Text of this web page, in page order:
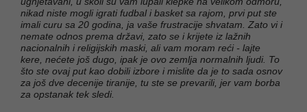
nikad niste mogli igrati fudbal i basket sa rajom, prvi put ste
imali curu sa 20 godina, ja vaše frustracije shvatam. Zato vi i
nemate odnos prema državi, zato se i krijete iz lažnih
nacionalnih i religijskih maski, ali vam moram reći - lajte
kere, nećete još dugo, ipak je ovo zemlja normalnih ljudi. To
što ste ovaj put kao dobili izbore i mislite da je to sada osnov
za još dve decenije tiranije, tu ste se prevarili, jer vam borba
za opstanak tek sledi.